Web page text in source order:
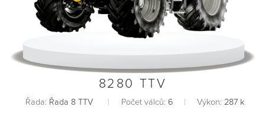
8280 TTV
Řada: Řada 8 TTV Počet válců: 6 Výkon: 287 k